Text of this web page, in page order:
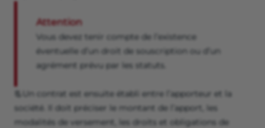
Attention
Vous devez tenir compte de l’existence
éventuelle d’un droit de souscription ou d’un
agrément prévu par les statuts.
📃Un contrat est ensuite établi entre l’apporteur et la
société. Il doit préciser le montant de l’apport, les
modalités de versement, les droits et obligations de